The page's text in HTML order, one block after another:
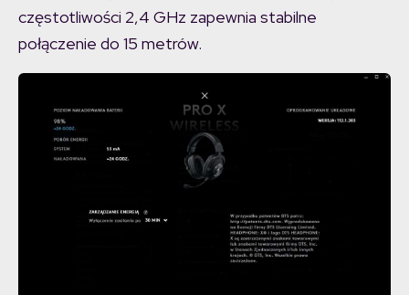
częstotliwości 2,4 GHz zapewnia stabilne
połączenie do 15 metrów.